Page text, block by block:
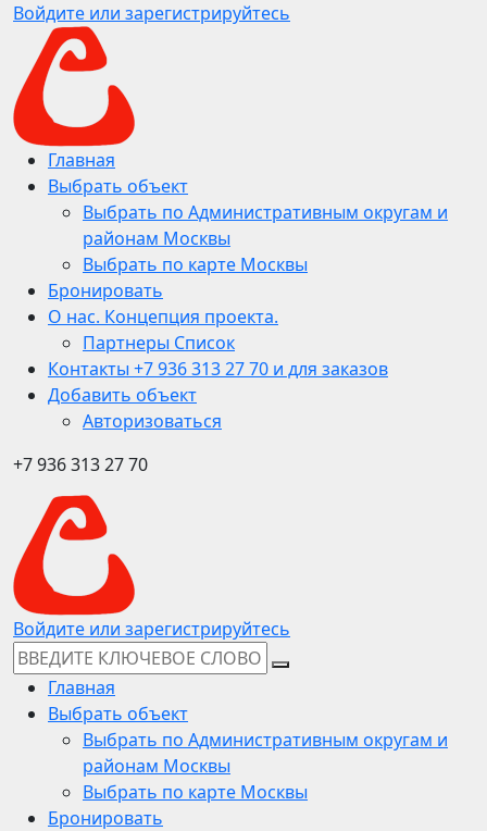
Войдите или зарегистрируйтесь
Главная
Выбрать объект
Выбрать по Административным округам и
районам Москвы
Выбрать по карте Москвы
Бронировать
О нас. Концепция проекта.
Партнеры Список
Контакты +7 936 313 27 70 и для заказов
Добавить объект
Авторизоваться
+7 936 313 27 70
Войдите или зарегистрируйтесь
Главная
Выбрать объект
Выбрать по Административным округам и
районам Москвы
Выбрать по карте Москвы
Бронировать